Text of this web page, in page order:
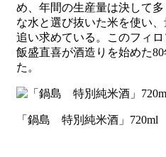
め、年間の生産量は決して
な水と選び抜いた米を使い
追い求めている。このフィ
飯盛直喜が酒造りを始めた
た。
「鍋島 特別純米酒」720ml